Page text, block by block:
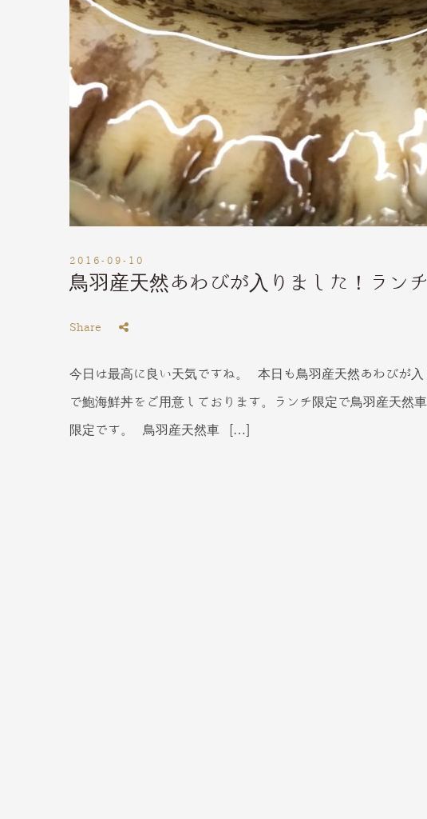
2016-09-10
鳥羽産天然あわびが入りました！ラン
Share
今日は最高に良い天気ですね。 本日も鳥羽産天然あわびが
で鮑海鮮丼をご用意しております。ランチ限定で鳥羽産天然
限定です。 鳥羽産天然車 […]